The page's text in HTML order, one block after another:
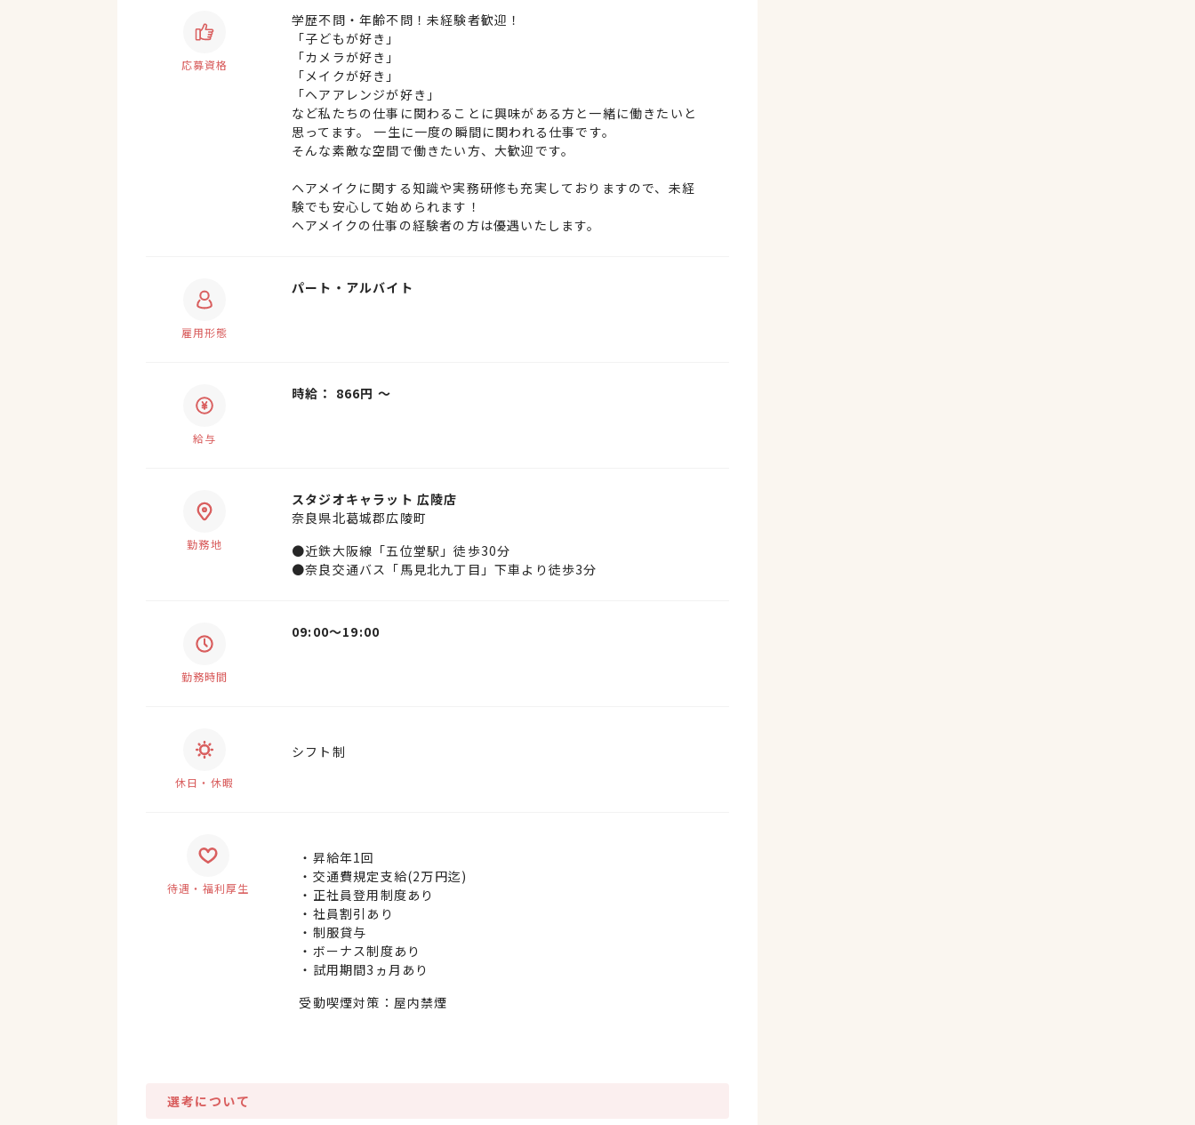
応募資格
学歴不問・年齢不問！未経験者歓迎！
「子どもが好き」
「カメラが好き」
「メイクが好き」
「ヘアアレンジが好き」
など私たちの仕事に関わることに興味がある方と一緒に働きたいと
思ってます。 一生に一度の瞬間に関われる仕事です。
そんな素敵な空間で働きたい方、大歓迎です。
ヘアメイクに関する知識や実務研修も充実しておりますので、未経
験でも安心して始められます！
ヘアメイクの仕事の経験者の方は優遇いたします。
雇用形態
パート・アルバイト
給与
時給： 866円 〜
勤務地
スタジオキャラット 広陵店
奈良県北葛城郡広陵町
●近鉄大阪線「五位堂駅」徒歩30分
●奈良交通バス「馬見北九丁目」下車より徒歩3分
勤務時間
09:00〜19:00
休日・休暇
シフト制
待遇・福利厚生
・昇給年1回
・交通費規定支給(2万円迄)
・正社員登用制度あり
・社員割引あり
・制服貸与
・ボーナス制度あり
・試用期間3ヵ月あり
受動喫煙対策：屋内禁煙
選考について